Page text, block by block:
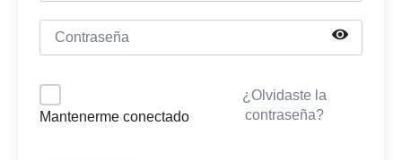
Mantenerme conectado
¿Olvidaste la
contraseña?